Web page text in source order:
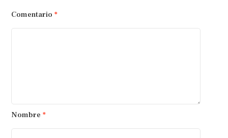
Comentario *
Nombre *